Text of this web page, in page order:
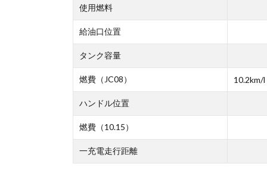
使用燃料
給油口位置
タンク容量
燃費（JC08） 10.2km/l
ハンドル位置
燃費（10.15）
一充電走行距離